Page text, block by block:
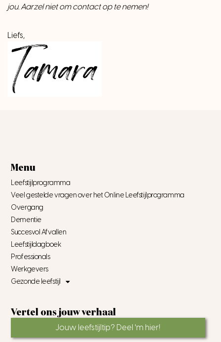
jou. Aarzel niet om contact op te nemen!
Liefs,
Menu
Leefstijlprogramma
Veel gestelde vragen over het Online Leefstijlprogramma
Overgang
Dementie
Succesvol Afvallen
Leefstijldagboek
Professionals
Werkgevers
Gezonde leefstijl
Vertel ons jouw verhaal
Jouw leefstijltip? Deel 'm hier!